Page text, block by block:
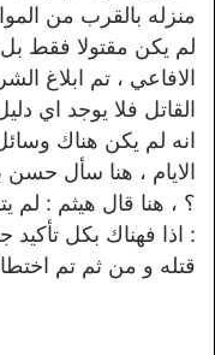
منزله بالقرب من
لم يكن مقتولا فقط
الافاعي ، تم ابلاغ
القاتل فلا يوجد اي
انه لم يكن هناك
الايام ، هنا سأل
؟ ، هنا قال هيثم : لم
: اذا فهناك بكل
قتله و من ثم تم